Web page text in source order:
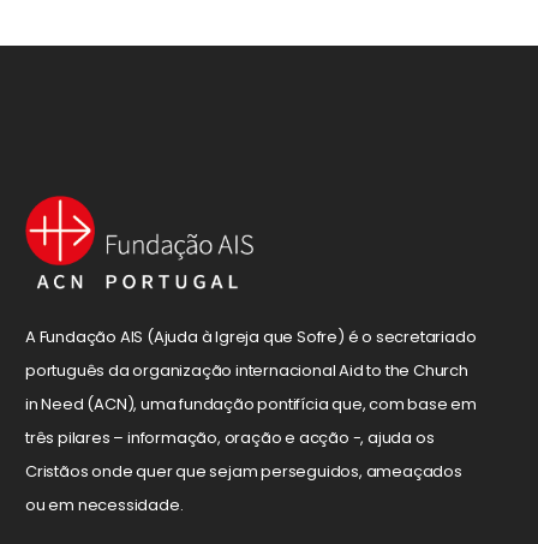
A Fundação AIS (Ajuda à Igreja que Sofre) é o secretariado
português da organização internacional Aid to the Church
in Need (ACN), uma fundação pontifícia que, com base em
três pilares – informação, oração e acção -, ajuda os
Cristãos onde quer que sejam perseguidos, ameaçados
ou em necessidade.